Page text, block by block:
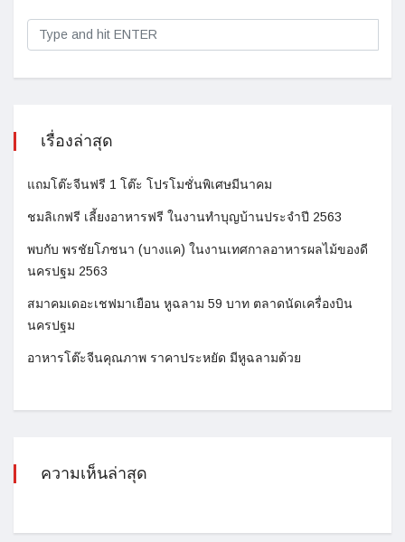
เรื่องล่าสุด
แถมโต๊ะจีนฟรี 1 โต๊ะ โปรโมชั่นพิเศษมีนาคม
ชมลิเกฟรี เลี้ยงอาหารฟรี ในงานทำบุญบ้านประจำปี 2563
พบกับ พรชัยโภชนา (บางแค) ในงานเทศกาลอาหารผลไม้ของดี
นครปฐม 2563
สมาคมเดอะเชฟมาเยือน หูฉลาม 59 บาท ตลาดนัดเครื่องบิน
นครปฐม
อาหารโต๊ะจีนคุณภาพ ราคาประหยัด มีหูฉลามด้วย
ความเห็นล่าสุด